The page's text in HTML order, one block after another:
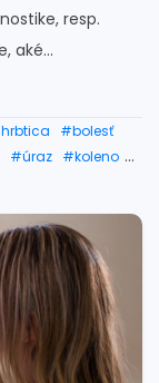
resp.
aké...
#bolesť
#úraz #koleno
lieky
#bedro
#zlomeniny
#slabé kosti